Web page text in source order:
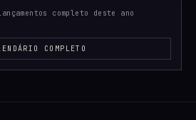
completo deste ano
COMPLETO